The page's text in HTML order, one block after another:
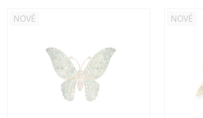
NOVÉ NOVÉ